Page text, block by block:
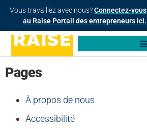
Vous travaillez avec nous?Connectez-vous
au Raise Portail des entrepreneurs ici.
Pages
À propos de nous
Accessibilité